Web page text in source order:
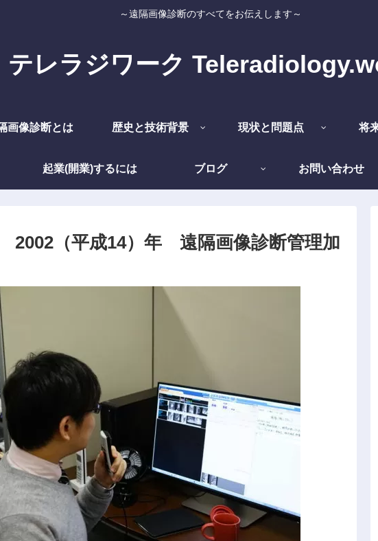
～遠隔画像診断のすべてをお伝えします～
テレラジワーク
画像診断とは 歴史と技術背景 現状と問題点 将
起業(開業)するには ブログ お問い合わせ
2002（平成14）年 遠隔画像診断管理加